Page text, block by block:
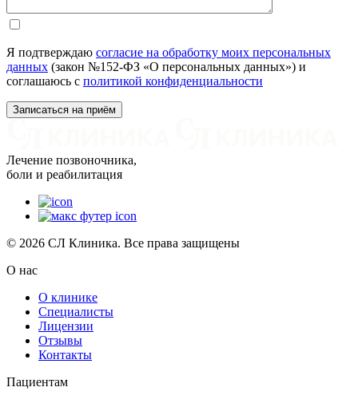
Я подтверждаю согласие на обработку моих персональных
данных (закон №152-ФЗ «О персональных данных») и
соглашаюсь с политикой конфиденциальности
Лечение позвоночника,
боли и реабилитация
© 2026 СЛ Клиника. Все права защищены
О нас
О клинике
Специалисты
Лицензии
Отзывы
Контакты
Пациентам